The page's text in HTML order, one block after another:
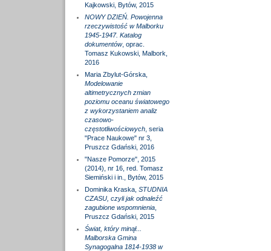
Kajkowski, Bytów, 2015
NOWY DZIEŃ. Powojenna
rzeczywistość w Malborku
1945-1947. Katalog
dokumentów, oprac.
Tomasz Kukowski, Malbork,
2016
Maria Zbylut-Górska,
Modelowanie
altimetrycznych zmian
poziomu oceanu światowego
z wykorzystaniem analiz
czasowo-
częstotliwościowych, seria
"Prace Naukowe" nr 3,
Pruszcz Gdański, 2016
"Nasze Pomorze", 2015
(2014), nr 16, red. Tomasz
Siemiński i in., Bytów, 2015
Dominika Kraska, STUDNIA
CZASU, czyli jak odnaleźć
zagubione wspomnienia,
Pruszcz Gdański, 2015
Świat, który minął...
Malborska Gmina
Synagogalna 1814-1938 w